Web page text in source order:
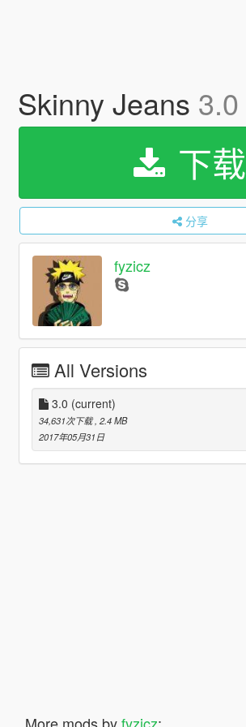
Skinny Jeans 3.0
下载
分享
fyzicz
All Versions
3.0 (current)
34,631次下载 , 2.4 MB
2017年05月31日
More mods byfyzicz: